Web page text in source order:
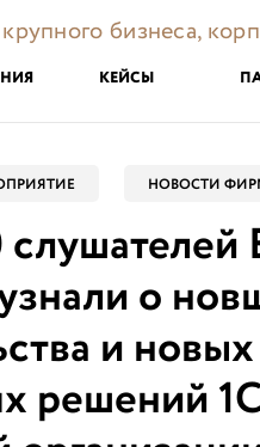
бизнеса,
КЕЙСЫ
НОВОСТИ
о
и новых
решений